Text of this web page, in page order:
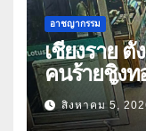
อาชญากรรม
เชียงราย ตั้งค่าหัว 100,000 บาท
คนร้ายชิงท
คนร้ายตั้งจุ
สิงหาคม 5,